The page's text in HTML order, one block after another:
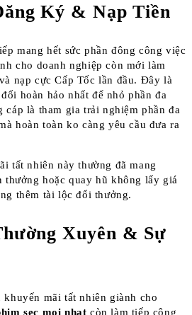
Ký & Nạp Tiền
mang hết sức phần đông công việc
cho doanh nghiệp còn mới làm
nạp cực Cấp Tốc lần đầu. Đây là
hoàn hảo nhất để nhỏ phần đa
cáp là tham gia trải nghiệm phần đa
hoàn toàn ko càng yêu cầu đưa ra
tất nhiên này thường đã mang
thưởng hoặc quay hũ không lấy giá
thêm tài lộc đổi thưởng.
Xuyên & Sự
mãi tất nhiên giành cho
sec moi nhat còn làm tiếp công